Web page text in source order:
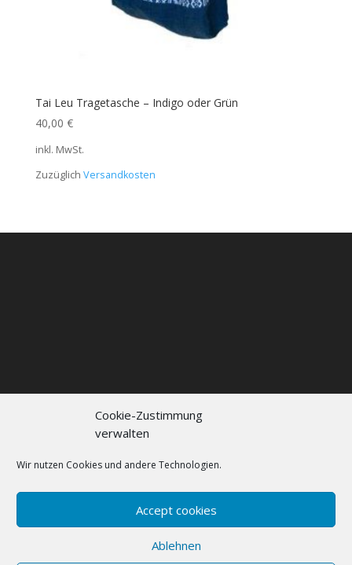
Cookie-Zustimmung
verwalten
Wir nutzen Cookies und andere Technologien.
Accept cookies
Ablehnen
Tai Leu Tragetasche – Indigo oder Grün
40,00 €
inkl. MwSt.
Zuzüglich Versandkosten
Kontakt
Elegant Themes
WordPress